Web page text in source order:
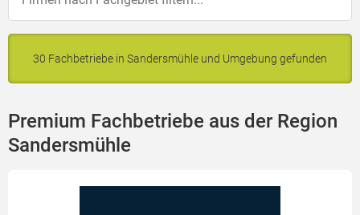
30 Fachbetriebe in Sandersmühle und Umgebung gefunden
Premium Fachbetriebe aus der Region
Sandersmühle